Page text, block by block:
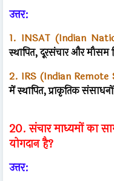
उत्तर:
1. INSAT (Indian
स्थापित, दूरसंचार और मौसम
2. IRS (Indian
में स्थापित, प्राकृतिक
20. संचार माध्यमों का
योगदान है?
उत्तर: